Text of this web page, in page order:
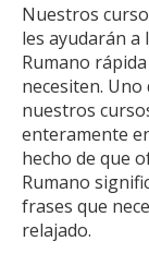
Nuestros
les ayudarán a
Rumano
necesiten.
nuestros
enteramente
hecho de que
Rumano
frases que
relajado.